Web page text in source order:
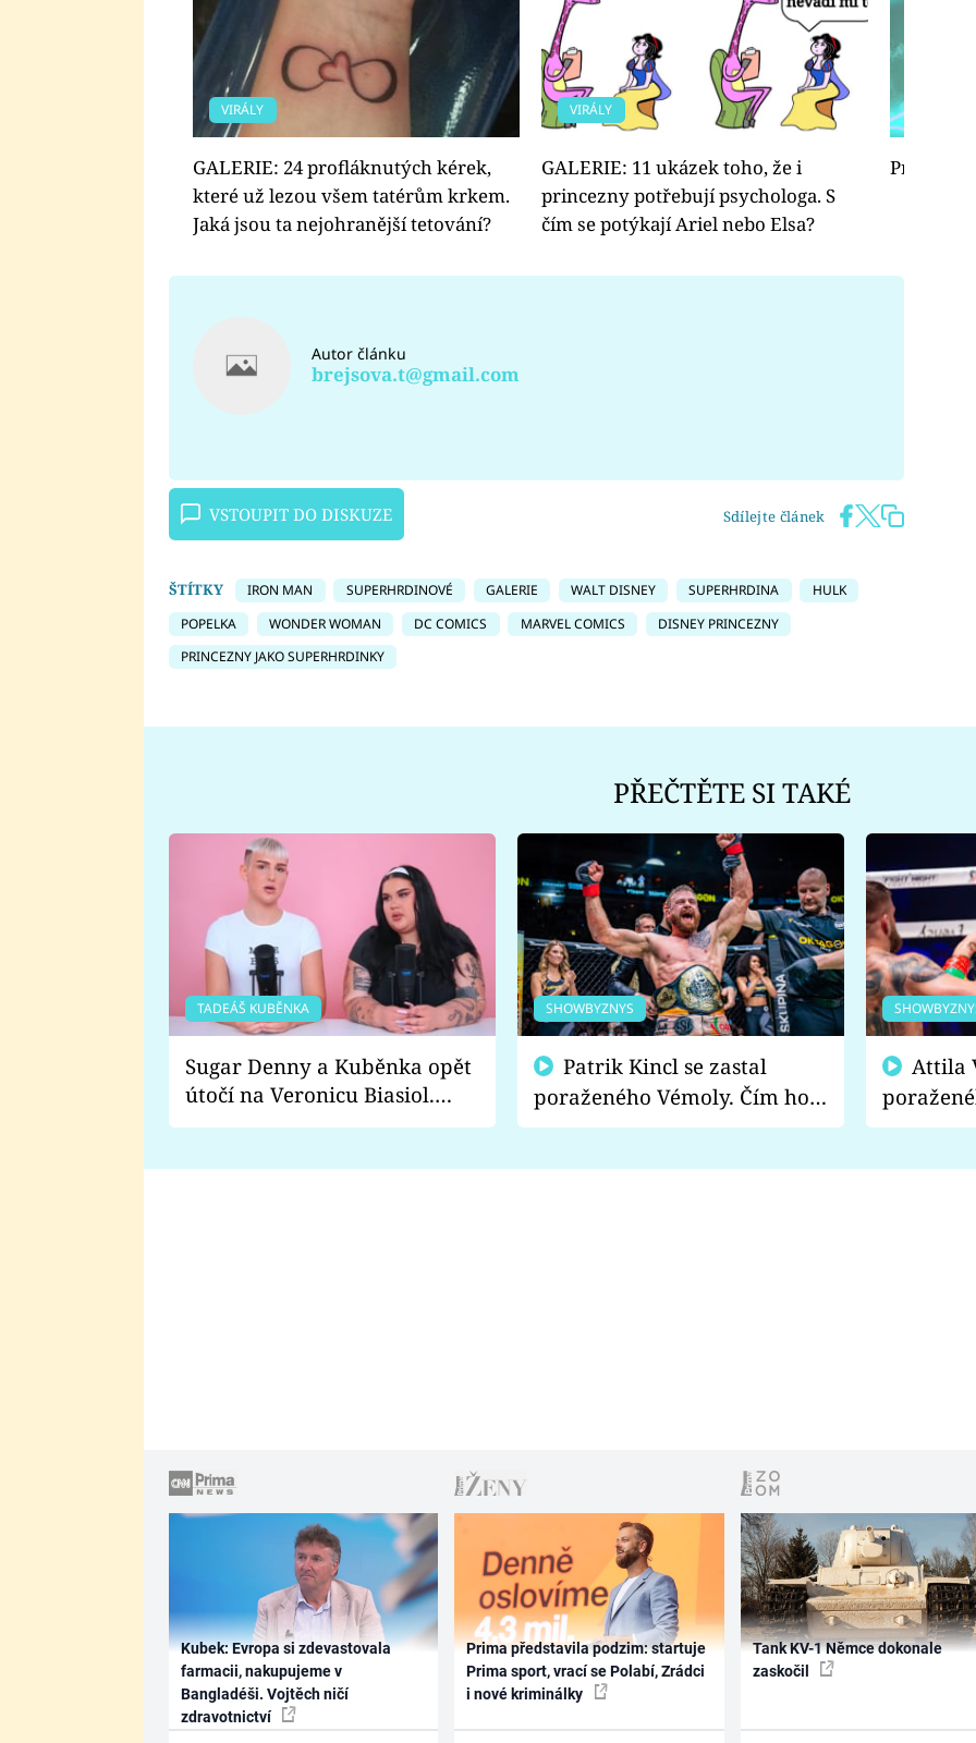
VIRÁLY
GALERIE: 24 profláknutých kérek,
které už lezou všem tatérům krkem.
Jaká jsou ta nejohranější tetování?
VIRÁLY
GALERIE: 11 ukázek toho, že i
princezny potřebují psychologa. S
čím se potýkají Ariel nebo Elsa?
Autor článku
brejsova.t@gmail.com
VSTOUPIT DO DISKUZE Sdílejte článek
ŠTÍTKY IRON MAN SUPERHRDINOVÉ GALERIE WALT DISNEY SUPERHRDINA
HULK
POPELKA
WONDER WOMAN DC COMICS MARVEL COMICS
DISNEY PRINCEZNY
PRINCEZNY JAKO SUPERHRDINKY
PŘEČTĚTE SI TAKÉ
TADEÁŠ KUBĚNKA
Sugar Denny a Kuběnka opět
útočí na Veronicu Biasiol.
Proč je podle nich falešná a
SHOWBYZNYS
poraženého Vémoly. Čím ho
fanoušci naštvali?
chce
Kubek: Evropa si zdevastovala
farmacii, nakupujeme v
Bangladéši. Vojtěch ničí
zdravotnictví
Prima představila podzim: startuje
Prima sport, vrací se Polabí, Zrádci
i nové kriminálky
Tank KV-1 Němce dokonale
zaskočil